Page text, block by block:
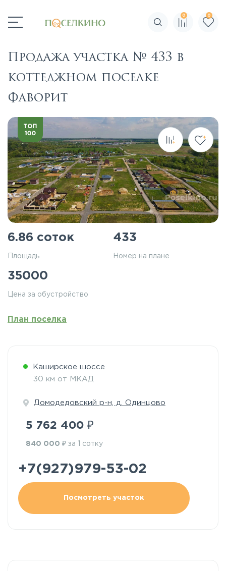
Поиск по сайту
0 0
Продажа участка № 433 в
коттеджном поселке
Фаворит
6.86 соток
Площадь
433
Номер на плане
35000
Цена за обустройство
План поселка
Каширское шоссе
30 км от МКАД
Домодедовский р-н, д. Одинцово
5 762 400 ₽
840 000 ₽ за 1 сотку
+7(927)979-53-02
Посмотреть участок